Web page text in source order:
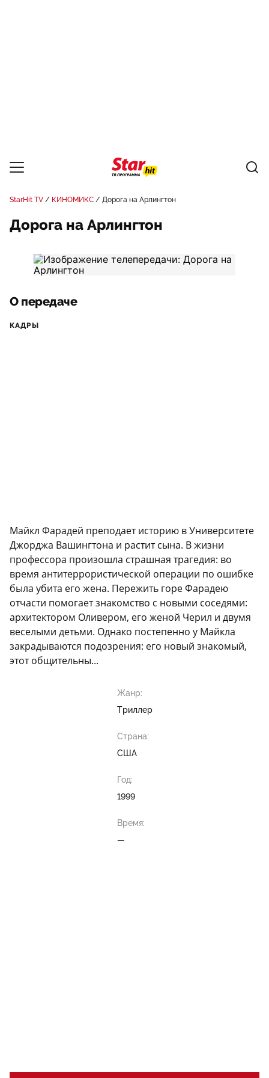
StarHit TV КИНОМИКС Дорога на Арлингтон
Дорога на Арлингтон
О передаче
КАДРЫ
Майкл Фарадей преподает историю в Университете
Джорджа Вашингтона и растит сына. В жизни
профессора произошла страшная трагедия: во
время антитеррористической операции по ошибке
была убита его жена. Пережить горе Фарадею
отчасти помогает знакомство с новыми соседями:
архитектором Оливером, его женой Черил и двумя
веселыми детьми. Однако постепенно у Майкла
закрадываются подозрения: его новый знакомый,
этот общительны...
Жанр:
Триллер
Страна:
США
Год:
1999
Время:
—